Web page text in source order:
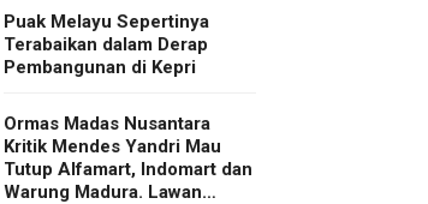
Puak Melayu Sepertinya
Terabaikan dalam Derap
Pembangunan di Kepri
Ormas Madas Nusantara
Kritik Mendes Yandri Mau
Tutup Alfamart, Indomart dan
Warung Madura. Lawan